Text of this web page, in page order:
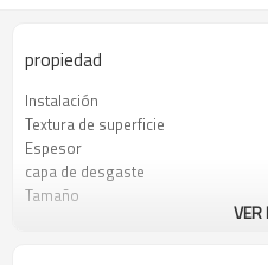
propiedad
Instalación
Textura de superficie
Espesor
capa de desgaste
Tamaño
VER